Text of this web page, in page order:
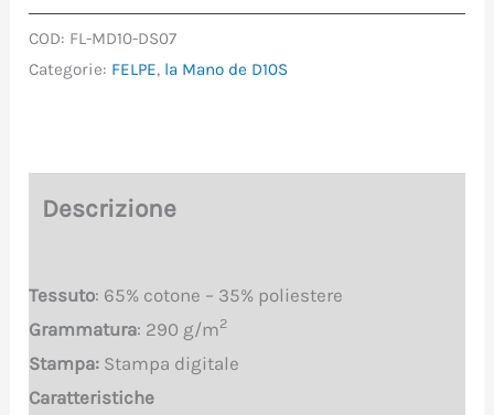
COD: FL-MD10-DS07
Categorie: FELPE, la Mano de D10S
Descrizione
Tessuto: 65% cotone – 35% poliestere
Grammatura: 290 g/m2
Stampa: Stampa digitale
Caratteristiche